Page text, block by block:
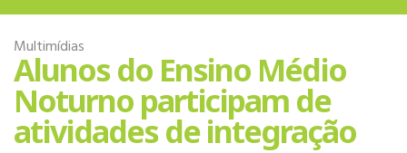
Multimídias
Alunos do Ensino Médio
Noturno participam de
atividades de integração